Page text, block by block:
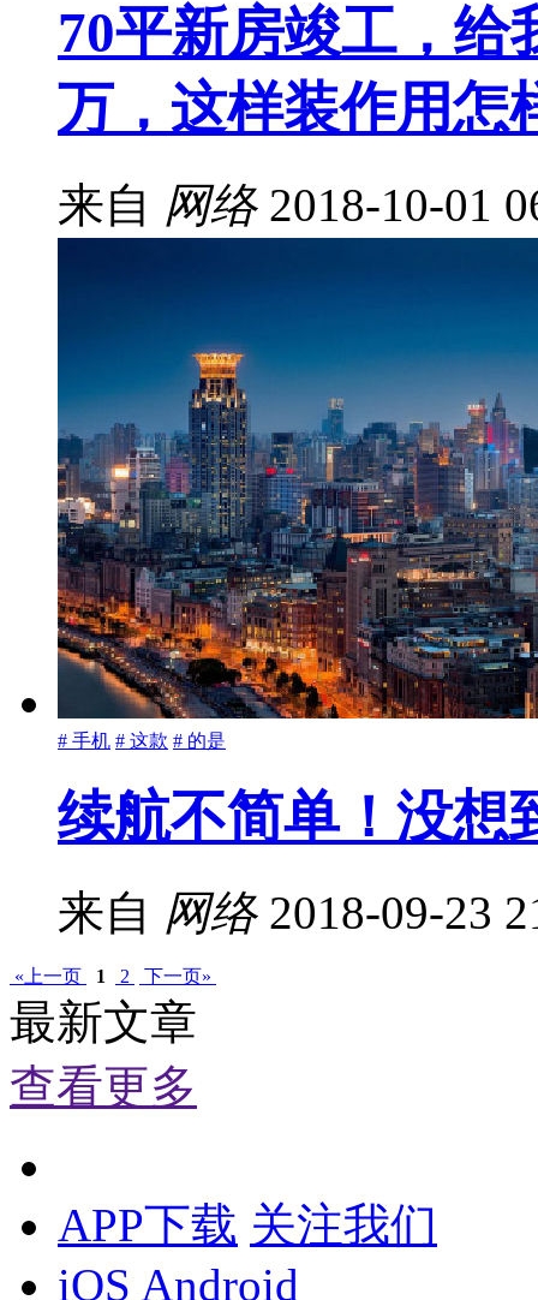
70平新房竣工，给
万，这样装作用怎
来自 网络 2018-10-01
# 手机 # 这款 # 的是
续航不简单！没想
来自 网络 2018-09-23
«上一页 1 2 下一页»
最新文章
查看更多
APP下载 关注我们
iOS Android